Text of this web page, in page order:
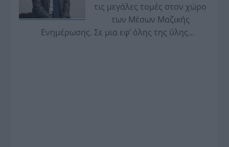
τις μεγάλες τομές στον χώρο
των Μέσων Μαζικής
Ενημέρωσης. Σε μια εφ’ όλης της ύλης